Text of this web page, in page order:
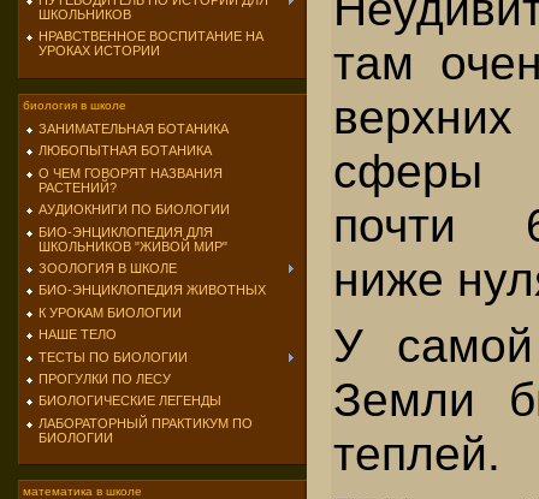
ШКОЛЬНИКОВ
НРАВСТВЕННОЕ ВОСПИТАНИЕ НА
УРОКАХ ИСТОРИИ
биология в школе
ЗАНИМАТЕЛЬНАЯ БОТАНИКА
ЛЮБОПЫТНАЯ БОТАНИКА
О ЧЕМ ГОВОРЯТ НАЗВАНИЯ
РАСТЕНИЙ?
АУДИОКНИГИ ПО БИОЛОГИИ
БИО-ЭНЦИКЛОПЕДИЯ ДЛЯ
ШКОЛЬНИКОВ "ЖИВОЙ МИР"
ЗООЛОГИЯ В ШКОЛЕ
БИО-ЭНЦИКЛОПЕДИЯ ЖИВОТНЫХ
К УРОКАМ БИОЛОГИИ
НАШЕ ТЕЛО
ТЕСТЫ ПО БИОЛОГИИ
ПРОГУЛКИ ПО ЛЕСУ
БИОЛОГИЧЕСКИЕ ЛЕГЕНДЫ
ЛАБОРАТОРНЫЙ ПРАКТИКУМ ПО
БИОЛОГИИ
математика в школе
там
сферы
почти
ниже
У самой
Земли